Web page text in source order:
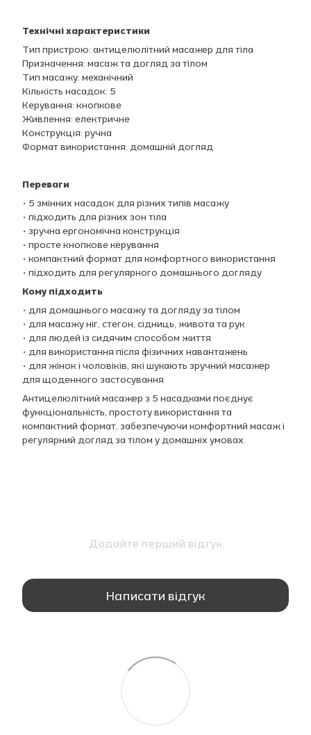
Технічні характеристики
Тип пристрою: антицелюлітний масажер для тіла
Призначення: масаж та догляд за тілом
Тип масажу: механічний
Кількість насадок: 5
Керування: кнопкове
Живлення: електричне
Конструкція: ручна
Формат використання: домашній догляд
Переваги
• 5 змінних насадок для різних типів масажу
• підходить для різних зон тіла
• зручна ергономічна конструкція
• просте кнопкове керування
• компактний формат для комфортного використання
• підходить для регулярного домашнього догляду
Кому підходить
• для домашнього масажу та догляду за тілом
• для масажу ніг, стегон, сідниць, живота та рук
• для людей із сидячим способом життя
• для використання після фізичних навантажень
• для жінок і чоловіків, які шукають зручний масажер
для щоденного застосування
Антицелюлітний масажер з 5 насадками поєднує
функціональність, простоту використання та
компактний формат, забезпечуючи комфортний масаж і
регулярний догляд за тілом у домашніх умовах.
Додайте перший відгук
Написати відгук